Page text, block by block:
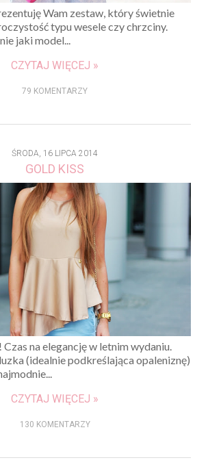
Wam zestaw, który świetnie
typu wesele czy chrzciny.
jaki model...
CZYTAJ WIĘCEJ »
79 KOMENTARZY
ŚRODA, 16 LIPCA 2014
GOLD KISS
na elegancję w letnim wydaniu.
(idealnie podkreślająca opaleniznę)
CZYTAJ WIĘCEJ »
130 KOMENTARZY